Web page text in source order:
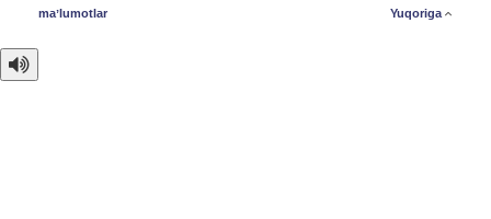
maʼlumotlar
Yuqoriga